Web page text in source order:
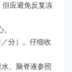
应避免反复冻
分）。仔细收
、脑脊液参照